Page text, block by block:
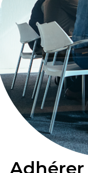
Adhérer